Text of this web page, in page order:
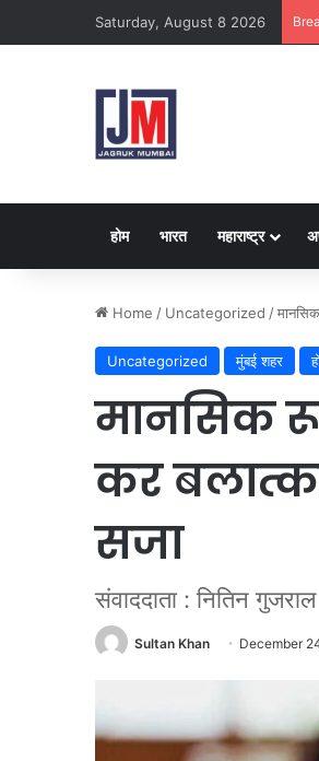
Saturday, August 8 2026
होम भारत महाराष्ट्र
Home / Uncategorized /
Uncategorized मुंबई शहर
मानसिक
कर
सजा
संवाददाता : नितिन गुजराल
Sultan Khan December